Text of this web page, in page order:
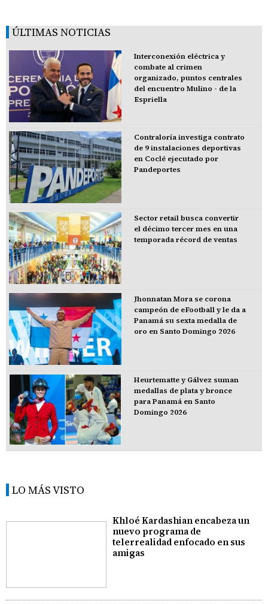
ÚLTIMAS NOTICIAS
Interconexión eléctrica y
combate al crimen
organizado, puntos centrales
del encuentro Mulino - de la
Espriella
Contraloría investiga contrato
de 9 instalaciones deportivas
en Coclé ejecutado por
Pandeportes
Sector retail busca convertir
el décimo tercer mes en una
temporada récord de ventas
Jhonnatan Mora se corona
campeón de eFootball y le da a
Panamá su sexta medalla de
oro en Santo Domingo 2026
Heurtematte y Gálvez suman
medallas de plata y bronce
para Panamá en Santo
Domingo 2026
LO MÁS VISTO
Khloé Kardashian encabeza un
nuevo programa de
telerrealidad enfocado en sus
amigas